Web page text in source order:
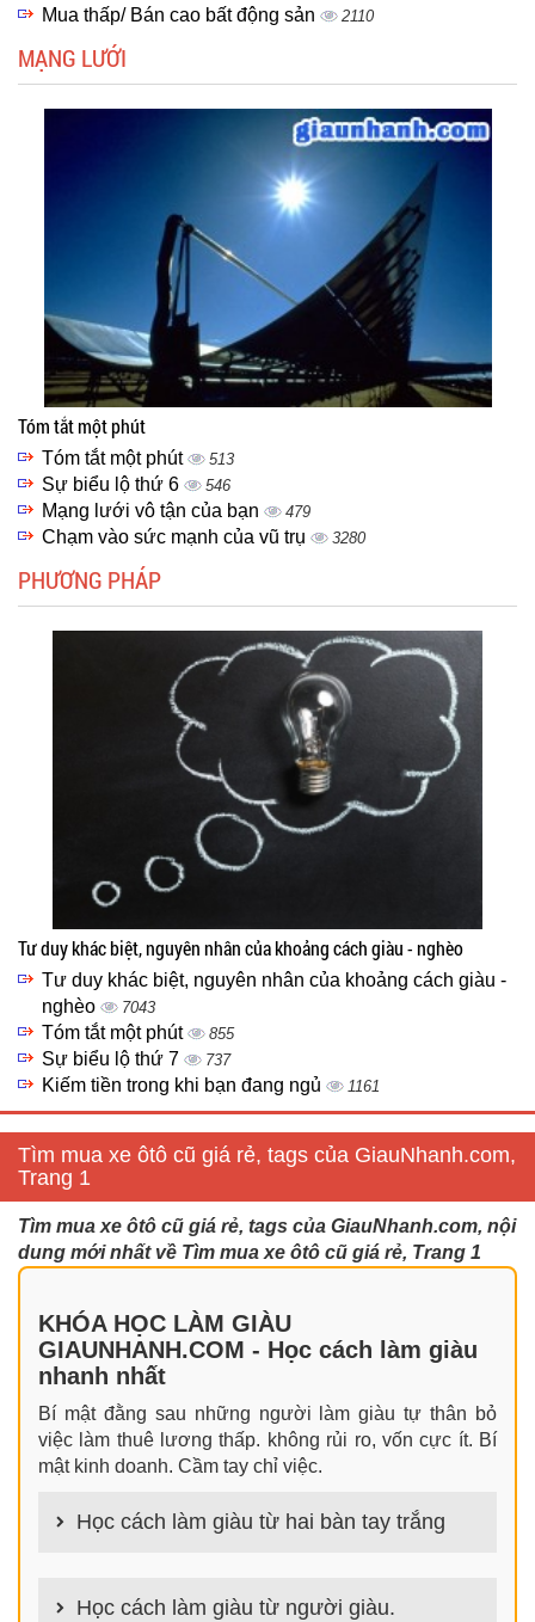
Mua thấp/ Bán cao bất động sản 2110
MẠNG LƯỚI
Tóm tắt một phút
Tóm tắt một phút 513
Sự biểu lộ thứ 6 546
Mạng lưới vô tận của bạn 479
Chạm vào sức mạnh của vũ trụ 3280
PHƯƠNG PHÁP
Tư duy khác biệt, nguyên nhân của khoảng cách giàu - nghèo
Tư duy khác biệt, nguyên nhân của khoảng cách giàu -
nghèo
7043
Tóm tắt một phút 855
Sự biểu lộ thứ 7 737
Kiếm tiền trong khi bạn đang ngủ 1161
Tìm mua xe ôtô cũ giá rẻ, tags của GiauNhanh.com,
Trang 1
Tìm mua xe ôtô cũ giá rẻ, tags của GiauNhanh.com, nội
dung mới nhất về Tìm mua xe ôtô cũ giá rẻ, Trang 1
KHÓA HỌC LÀM GIÀU
GIAUNHANH.COM - Học cách làm giàu
nhanh nhất
Bí mật đằng sau những người làm giàu tự thân bỏ
việc làm thuê lương thấp. không rủi ro, vốn cực ít. Bí
mật kinh doanh. Cầm tay chỉ việc.
Học cách làm giàu từ hai bàn tay trắng
nhưng hiệu quả bất ngờ. Bạn có thể thành công ngay
Học cách làm giàu từ người giàu.